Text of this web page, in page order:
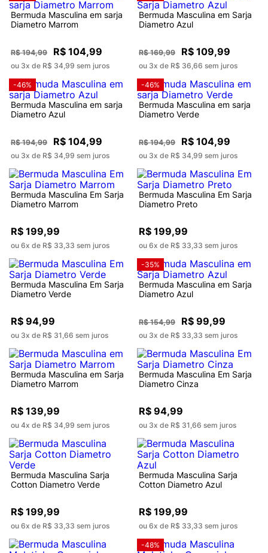
Bermuda Masculina em sarja
Diametro Marrom
R$ 194,99 R$ 104,99
ou 3x de R$ 34,99 sem juros
Bermuda Masculina em Sarja
Diametro Azul
R$ 169,99 R$ 109,99
ou 3x de R$ 36,66 sem juros
-46%
Bermuda Masculina em sarja
Diametro Azul
R$ 194,99 R$ 104,99
ou 3x de R$ 34,99 sem juros
-46%
Bermuda Masculina em sarja
Diametro Verde
R$ 194,99 R$ 104,99
ou 3x de R$ 34,99 sem juros
Bermuda Masculina Em Sarja
Diametro Marrom
R$ 199,99
ou 6x de R$ 33,33 sem juros
Bermuda Masculina Em Sarja
Diametro Preto
R$ 199,99
ou 6x de R$ 33,33 sem juros
Bermuda Masculina Em Sarja
Diametro Verde
R$ 94,99
ou 3x de R$ 31,66 sem juros
-35%
Bermuda Masculina em Sarja
Diametro Azul
R$ 154,99 R$ 99,99
ou 3x de R$ 33,33 sem juros
Bermuda Masculina em Sarja
Diametro Marrom
R$ 139,99
ou 4x de R$ 34,99 sem juros
Bermuda Masculina Em Sarja
Diametro Cinza
R$ 94,99
ou 3x de R$ 31,66 sem juros
Bermuda Masculina Sarja
Cotton Diametro Verde
R$ 199,99
ou 6x de R$ 33,33 sem juros
Bermuda Masculina Sarja
Cotton Diametro Azul
R$ 199,99
ou 6x de R$ 33,33 sem juros
-48%